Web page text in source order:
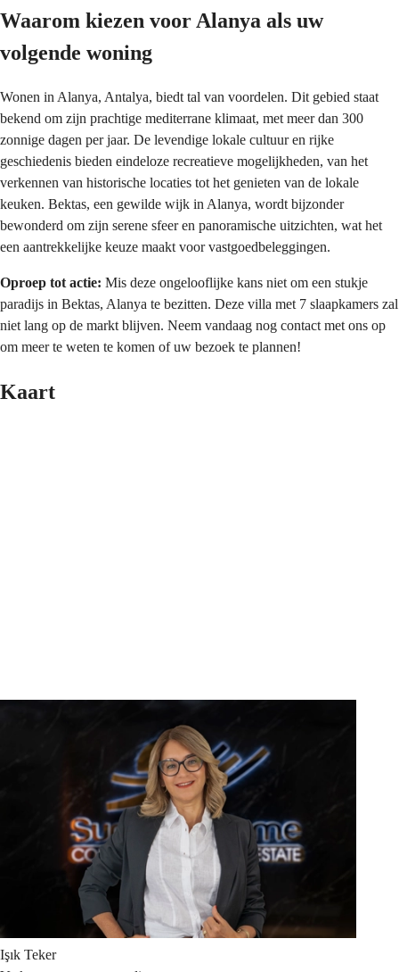
Waarom kiezen voor Alanya als uw
volgende woning
Wonen in Alanya, Antalya, biedt tal van voordelen. Dit gebied staat
bekend om zijn prachtige mediterrane klimaat, met meer dan 300
zonnige dagen per jaar. De levendige lokale cultuur en rijke
geschiedenis bieden eindeloze recreatieve mogelijkheden, van het
verkennen van historische locaties tot het genieten van de lokale
keuken. Bektas, een gewilde wijk in Alanya, wordt bijzonder
bewonderd om zijn serene sfeer en panoramische uitzichten, wat het
een aantrekkelijke keuze maakt voor vastgoedbeleggingen.
Oproep tot actie: Mis deze ongelooflijke kans niet om een stukje
paradijs in Bektas, Alanya te bezitten. Deze villa met 7 slaapkamers zal
niet lang op de markt blijven. Neem vandaag nog contact met ons op
om meer te weten te komen of uw bezoek te plannen!
Kaart
Işık Teker